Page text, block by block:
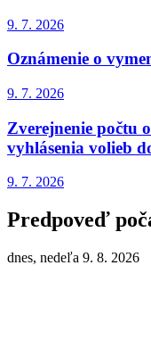
9. 7. 2026
Oznámenie o
9. 7. 2026
Zverejnenie počtu
vyhlásenia volieb
9. 7. 2026
Predpoveď
dnes, nedeľa 9. 8. 2026